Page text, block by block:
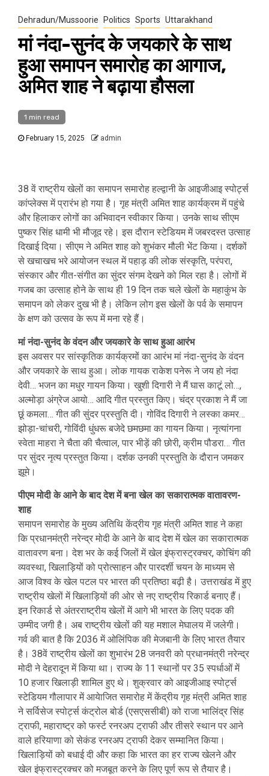
Dehradun/Mussoorie Politics Sports Uttarakhand
मां नंदा-सुनंद के जयकारे के साथ
हुआ समापन समारोह का आगाज,
अमित शाह ने बढ़ाया हौसला
1 min read
February 15, 2025 admin
38 वें राष्ट्रीय खेलों का समापन समारोह हल्द्वानी के आइजीआइ स्पोर्ट्स
कांप्लेक्स में प्रारंभ हो गया है। गृह मंत्री अमित शाह कार्यक्रम में पहुंचे
और हिलाकर लोगों का अभिवादन स्वीकार किया। उनके साथ सीएम
पुष्कर सिंह धामी भी मौजूद रहे। इस दौरान स्टेडियम में जबरदस्त उत्साह
दिखाई दिया। सीएम ने अमित शाह को शुभंकर मौली भेंट किया। दर्शकों
से खचाखच भरे आयोजन स्थल में पहाड़ की लोक संस्कृति, परंपरा,
संस्कार और गीत-संगीत का सुंदर संगम देखने को मिल रहा है। लोगों में
गजब का उत्साह होने के साथ ही 19 दिन तक चले खेलों के महाकुंभ के
समापन को लेकर दुख भी है। लेकिन लोग इस खेलों के पर्व के समापन
के क्षण को उत्सव के रूप में मना रहे हैं।
मां नंदा-सुनंद के वंदन और जयकारे के साथ हुआ आरंभ
इस अवसर पर सांस्कृतिक कार्यक्रमों का आरंभ मां नंदा-सुनंद के वंदन
और जयकारे के साथ हुआ। लोक गायक राकेश पनेरू ने जय हो नंदा
देवी… भजन का मधुर गायन किया। खुशी दिगारी ने मैं घास काटूं लो…,
अल्मोड़ा अंग्रेज आयो… आदि गीत प्रस्तुत किए। चंद्र प्रकाश ने मैं जा
छूं कमला… गीत की सुंदर प्रस्तुति दी। गोविंद दिगारी ने लस्का कमर…
झोड़ा-चांचरी, गोविंदी धुंधरू बजेदे छमछमा का गायन किया। नृत्यांगना
स्वेता माहरा ने चैता की चैत्वाल, पार भीड़ें की छोरी, क्रीम पौडरा… गीत
पर सुंदर नृत्य प्रस्तुत किया। दर्शक उनकी प्रस्तुति के दौरान जमकर
झूमे।
पीएम मोदी के आने के बाद देश में बना खेल का सकारात्मक वातावरण-
शाह
समापन समारोह के मुख्य अतिथि केंद्रीय गृह मंत्री अमित शाह ने कहा
कि प्रधानमंत्री नरेन्द्र मोदी के आने के बाद देश में खेल का सकारात्मक
वातावरण बना। देश भर के कई जिलों में खेल इंफ्रास्ट्रक्चर, कोचिंग की
व्यवस्था, खिलाड़ियों को प्रोत्साहन और पारदर्शी चयन के माध्यम से
आज विश्व के खेल पटल पर भारत की प्रतिष्ठा बढ़ी है। उत्तराखंड में हुए
राष्ट्रीय खेलों में खिलाड़ियों की ओर से नए राष्ट्रीय रिकार्ड बनाए हैं।
इन रिकार्ड से अंतरराष्ट्रीय खेलों में आगे भी भारत के लिए पदक की
उम्मीद जगी है। अब राष्ट्रीय खेलों की यह मशाल मेघालय में जलेगी।
गर्व की बात है कि 2036 में ओलिंपिक की मेजबानी के लिए भारत तैयार
है। 38वें राष्ट्रीय खेलों का शुभारंभ 28 जनवरी को प्रधानमंत्री नरेन्द्र
मोदी ने देहरादून में किया था। राज्य के 11 स्थानों पर 35 स्पर्धाओं में
10 हजार खिलाड़ी शामिल हुए थे। शुक्रवार को आइजीआइ स्पोर्ट्स
स्टेडियम गौलापार में आयेाजित समारोह में केंद्रीय गृह मंत्री अमित शाह
ने सर्विसेज स्पोर्ट्स कंट्रोल बोर्ड (एसएससीबी) को राजा भालिंद्र सिंह
ट्राफी, महाराष्ट्र को फर्स्ट रनरअप ट्राफी और तीसरे स्थान पर आने
वाले हरियाणा को सेकंड रनरअप ट्राफी देकर सम्मानित किया।
खिलाड़ियों को बधाई दी और कहा कि भारत का हर राज्य खेलने और
खेल इंफ्रास्ट्रक्चर को मजबूत करने के लिए पूर्ण रूप से तैयार है।